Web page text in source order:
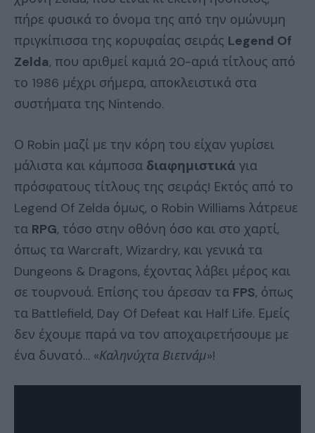
πήρε φυσικά το όνομα της από την ομώνυμη
πριγκίπισσα της κορυφαίας σειράς Legend Of
Zelda, που αριθμεί καμιά 20-αριά τίτλους από
το 1986 μέχρι σήμερα, αποκλειστικά στα
συστήματα της Nintendo.
Ο Robin μαζί με την κόρη του είχαν γυρίσει
μάλιστα και κάμποσα διαφημιστικά για
πρόσφατους τίτλους της σειράς! Εκτός από το
Legend Of Zelda όμως, ο Robin Williams λάτρευε
τα RPG, τόσο στην οθόνη όσο και στο χαρτί,
όπως τα Warcraft, Wizardry, και γενικά τα
Dungeons & Dragons, έχοντας λάβει μέρος και
σε τουρνουά. Επίσης του άρεσαν τα FPS, όπως
τα Battlefield, Day Of Defeat και Half Life. Εμείς
δεν έχουμε παρά να τον αποχαιρετήσουμε με
ένα δυνατό… «Καληνύχτα Βιετνάμ»!